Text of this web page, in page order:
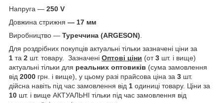
Напруга — 250 V
Довжина стрижня — 17 мм
Виробництво — Туреччина (ARGESON)
Для роздрібних покупців актуальні тільки зазначені ціни за
1 та 2 шт. товару. Зазначені Оптові ціни (от3 шт. і вище)
актуальні тільки для реальних оптовиків (сума замовлення
від 2000 грн. і вище), у цьому разі прайсова ціна за 3 шт.
дійсна навіть під час замовлення від 1 одиниці товару. Ціни за
10 шт. і вище АКТУАЛЬНІ тільки під час замовлення від